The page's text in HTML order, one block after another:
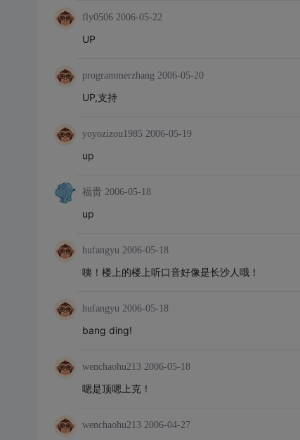
fly0506 2006-05-22
UP
programmerzhang 2006-05-20
UP,支持
yoyozizou1985 2006-05-19
up
福贵 2006-05-18
up
hufangyu 2006-05-18
咦！楼上的楼上听口音好像是长沙人哦！
hufangyu 2006-05-18
bang ding!
wenchaohu213 2006-05-18
嗯是顶嗯上克！
wenchaohu213 2006-04-27